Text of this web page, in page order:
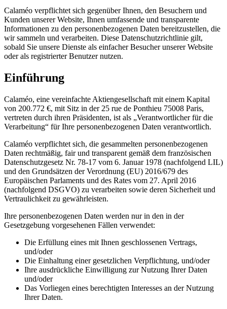
Calaméo verpflichtet sich gegenüber Ihnen, den Besuchern und
Kunden unserer Website, Ihnen umfassende und transparente
Informationen zu den personenbezogenen Daten bereitzustellen, die
wir sammeln und verarbeiten. Diese Datenschutzrichtlinie gilt,
sobald Sie unsere Dienste als einfacher Besucher unserer Website
oder als registrierter Benutzer nutzen.
Einführung
Calaméo, eine vereinfachte Aktiengesellschaft mit einem Kapital
von 200.772 €, mit Sitz in der 25 rue de Ponthieu 75008 Paris,
vertreten durch ihren Präsidenten, ist als „Verantwortlicher für die
Verarbeitung“ für Ihre personenbezogenen Daten verantwortlich.
Calaméo verpflichtet sich, die gesammelten personenbezogenen
Daten rechtmäßig, fair und transparent gemäß dem französischen
Datenschutzgesetz Nr. 78-17 vom 6. Januar 1978 (nachfolgend LIL)
und den Grundsätzen der Verordnung (EU) 2016/679 des
Europäischen Parlaments und des Rates vom 27. April 2016
(nachfolgend DSGVO) zu verarbeiten sowie deren Sicherheit und
Vertraulichkeit zu gewährleisten.
Ihre personenbezogenen Daten werden nur in den in der
Gesetzgebung vorgesehenen Fällen verwendet:
Die Erfüllung eines mit Ihnen geschlossenen Vertrags,
und/oder
Die Einhaltung einer gesetzlichen Verpflichtung, und/oder
Ihre ausdrückliche Einwilligung zur Nutzung Ihrer Daten
und/oder
Das Vorliegen eines berechtigten Interesses an der Nutzung
Ihrer Daten.